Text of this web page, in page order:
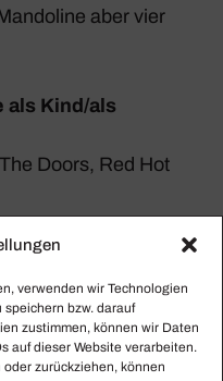
verwenden wir Technologien
bzw. darauf
zustimmen, können wir Daten
auf dieser Website verarbeiten.
zurückziehen, können
aber vier
als Kind/als
Doors, Red Hot
hat?
Dieses Stück
Weges in Auftrag
im Konzert zu
Erleb­nissen und